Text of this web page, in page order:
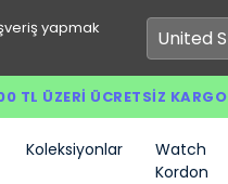
yapmak
TL ÜZERI ÜCRETSIZ KARGO
Koleksiyonlar
Watch
Kordon